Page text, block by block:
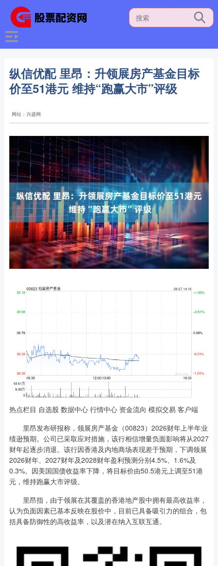
纵信优配 里昂：升领展房产基金目标
价至51港元 维持“跑赢大市”评级
网站：兴盛网
热点栏目 自选股 数据中心 行情中心 资金流向 模拟交易 客户端
里昂发布研报称，领展房产基金（00823）2026财年上半年业
绩逊预期。公司已采取应对措施，该行相信增量负面影响将从2027
财年起逐步消退。该行因香港及内地商场表现差于预期，下调领展
2026财年、2027财年及2028财年盈利预测分别4.5%、1.6%及
0.3%。因美国国债收益率下降，将目标价由50.5港元上调至51港
元，维持跑赢大市评级。
里昂指，由于领展在其覆盖的香港地产股中拥有最高收益率，
认为负面因素已基本反映在股价中，目前已具备吸引力的组合，包
括具备防御性的高收益率，以及潜在纳入互联互通。